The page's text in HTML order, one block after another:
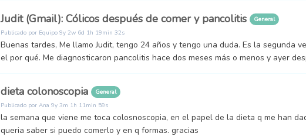
Judit (Gmail): Cólicos después de comer y pancolitis
General
Publicado por Equipo 9y 2w 6d 1h 19min 32s
Buenas tardes, Me llamo Judit, tengo 24 años y tengo una duda. Es la segunda
el por qué. Me diagnosticaron pancolitis hace dos meses más o menos y ayer
dieta colonoscopia
General
Publicado por Ana 9y 3m 1h 11min 59s
la semana que viene me toca colosnoscopia, en el papel de la dieta q me han
queria saber si puedo comerlo y en q formas. gracias